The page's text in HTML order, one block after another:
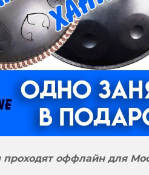
проходят оффлайн для